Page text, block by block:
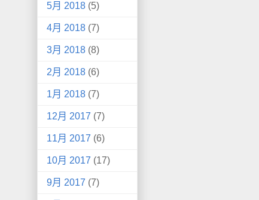
5月 2018 (5)
4月 2018 (7)
3月 2018 (8)
2月 2018 (6)
1月 2018 (7)
12月 2017 (7)
11月 2017 (6)
10月 2017 (17)
9月 2017 (7)